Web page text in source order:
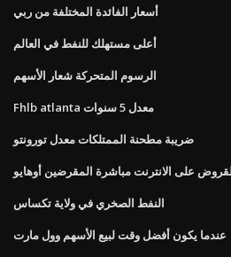
أسعار الفائدة المختلفة من ربي
أعلى مستهلك للنفط في العالم
الرسوم المتحركة شعار الأسهم
Fhlb atlanta معدل 5 سنوات
ضريبة مطحنة الممتلكات معدل تورونتو
على الانترنت مباشرة المقرضين أوهايو
النفط الصخري في ولاية تكساس
عندما يكون أفضل وقت لبيع الأسهم وول مارت